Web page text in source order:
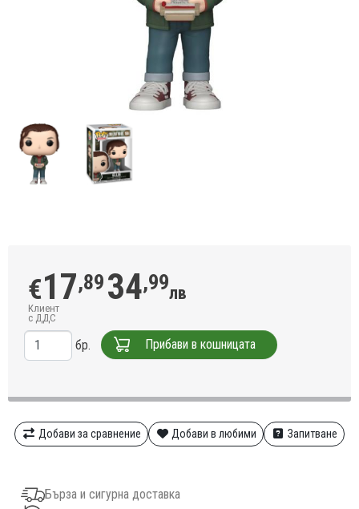
€17,89 34,99лв
Клиент
с ДДС
бр. Прибави в кошницата
Добави за сравнение Добави в любими Запитване
Бърза и сигурна доставка